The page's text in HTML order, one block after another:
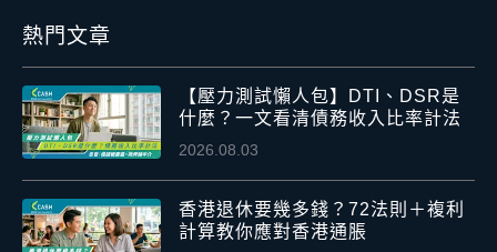
熱門文章
【壓力測試懶人包】DTI、DSR是
什麼？一文看清債務收入比率計法
2026.08.03
香港退休要幾多錢？72法則＋複利
計算教你應對香港通脹